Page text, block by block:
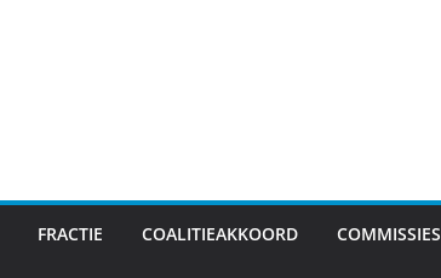
FRACTIE COALITIEAKKOORD COMMISSIES